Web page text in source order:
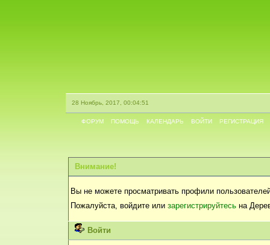
28 Ноябрь, 2017, 00:04:51
ФОРУМ ПОМОЩЬ КАЛЕНДАРЬ ВОЙТИ РЕГИСТРАЦИЯ
Внимание!
Вы не можете просматривать профили
Пожалуйста, войдите или зарегистрируйтесь на
Войти